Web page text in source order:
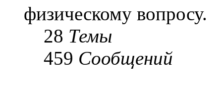
физическому вопросу.
28 Темы
459 Сообщений